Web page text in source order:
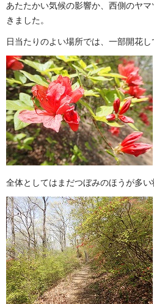
あたたかい気候の影響か、西側のヤ
きました。
日当たりのよい場所では、一部開花し
全体としてはまだつぼみのほうが多い